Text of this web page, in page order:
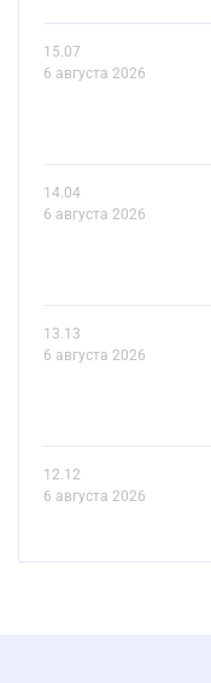
15.07
6 августа 2026
14.04
6 августа 2026
13.13
6 августа 2026
12.12
6 августа 2026